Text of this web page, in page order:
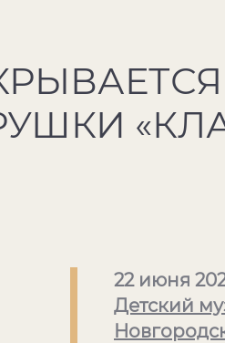
22 июня
Детский